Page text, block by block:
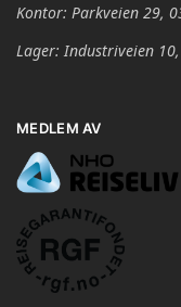
Kontor: Parkveien 29,
Lager: Industriveien
MEDLEM AV